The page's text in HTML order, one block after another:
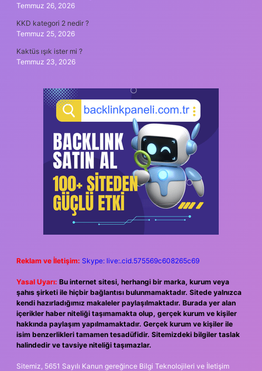
Temmuz 26, 2026
KKD kategori 2 nedir ?
Temmuz 25, 2026
Kaktüs ışık ister mi ?
Temmuz 23, 2026
Reklam ve İletişim: Skype: live:.cid.575569c608265c69
Yasal Uyarı: Bu internet sitesi, herhangi bir marka, kurum veya
şahıs şirketi ile hiçbir bağlantısı bulunmamaktadır. Sitede yalnızca
kendi hazırladığımız makaleler paylaşılmaktadır. Burada yer alan
içerikler haber niteliği taşımamakta olup, gerçek kurum ve kişiler
hakkında paylaşım yapılmamaktadır. Gerçek kurum ve kişiler ile
isim benzerlikleri tamamen tesadüfidir. Sitemizdeki bilgiler taslak
halindedir ve tavsiye niteliği taşımazlar.
Sitemiz, 5651 Sayılı Kanun gereğince Bilgi Teknolojileri ve İletişim